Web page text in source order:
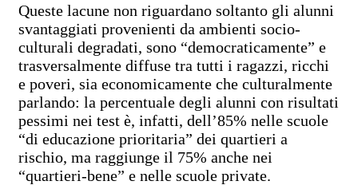
Queste lacune non riguardano soltanto gli alunni
svantaggiati provenienti da ambienti socio-
culturali degradati, sono “democraticamente” e
trasversalmente diffuse tra tutti i ragazzi, ricchi
e poveri, sia economicamente che culturalmente
parlando: la percentuale degli alunni con risultati
pessimi nei test è, infatti, dell’85% nelle scuole
“di educazione prioritaria” dei quartieri a
rischio, ma raggiunge il 75% anche nei
“quartieri-bene” e nelle scuole private.